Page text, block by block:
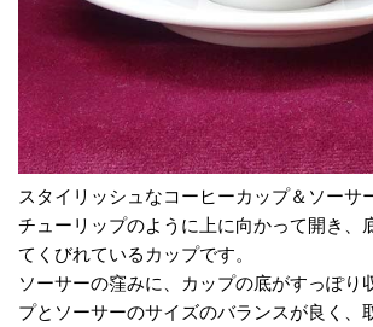
スタイリッシュなコーヒーカップ＆ソーサ
チューリップのように上に向かって開き、
てくびれているカップです。
ソーサーの窪みに、カップの底がすっぽり
プとソーサーのサイズのバランスが良く、